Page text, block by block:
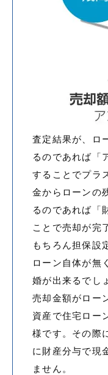
査定結果が、ロ
るのであれば「
することでプラ
金からローンの
るのであれば「
ことで売却が完
もちろん担保設
ローン自体が無
婚が出来るでし
売却金額がロー
資産で住宅ロー
様です。その際
に財産分与で現
ません。